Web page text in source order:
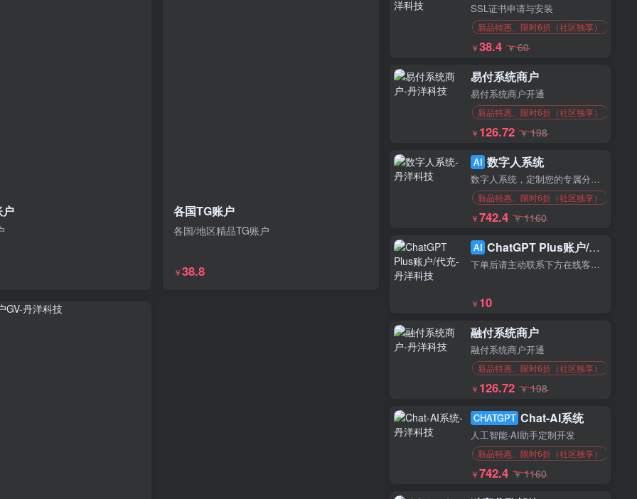
各国TG账户
各国/地区精品TG账户
￥38.8
SSL证书申请与安装
新品特惠、限时6折（社区独享）
￥38.4 ￥60
易付系统商户
易付系统商户开通
新品特惠、限时6折（社区独享）
￥ 126.72 ￥198
AI 数字人系统
数字人系统，定制您的专属分身！
新品特惠、限时6折（社区独享）
￥742.4 ￥1160
AI ChatGPT Plus账户/代充
下单后请主动联系下方在线客服，10-20分钟充值完毕
￥ 10
融付系统商户
融付系统商户开通
新品特惠、限时6折（社区独享）
￥ 126.72 ￥198
CHATGPT Chat-AI系统
人工智能-AI助手定制开发
新品特惠、限时6折（社区独享）
￥742.4 ￥1160